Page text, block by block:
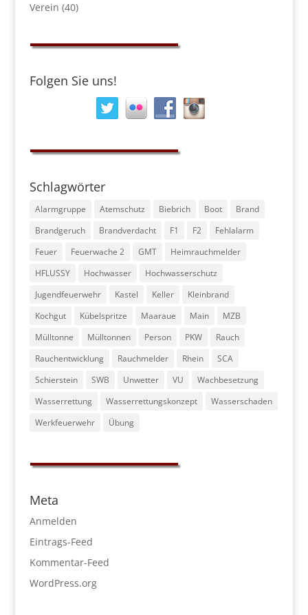
Verein (40)
Folgen Sie uns!
Schlagwörter
Alarmgruppe Atemschutz Biebrich Boot
Brand
Brandgeruch
Brandverdacht F1 F2
Fehlalarm
Feuer
Feuerwache 2 GMT
Heimrauchmelder
HFLUSSY
Hochwasser
Hochwasserschutz
Jugendfeuerwehr
Kastel Keller
Kleinbrand
Kochgut
Kübelspritze Maaraue Main
MZB
Mülltonne
Mülltonnen Person PKW
Rauch
Rauchentwicklung
Rauchmelder Rhein
SCA
Schierstein
SWB Unwetter VU
Wachbesetzung
Wasserrettung
Wasserrettungskonzept
Wasserschaden
Werkfeuerwehr
Übung
Meta
Anmelden
Eintrags-Feed
Kommentar-Feed
WordPress.org